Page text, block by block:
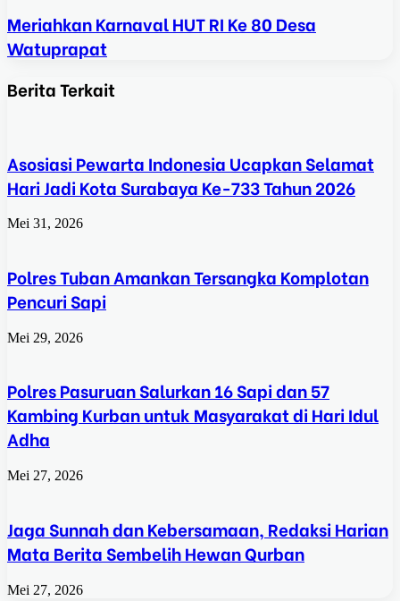
Meriahkan Karnaval HUT RI Ke 80 Desa
Watuprapat
Berita Terkait
Asosiasi Pewarta Indonesia Ucapkan Selamat
Hari Jadi Kota Surabaya Ke-733 Tahun 2026
Mei 31, 2026
Polres Tuban Amankan Tersangka Komplotan
Pencuri Sapi
Mei 29, 2026
Polres Pasuruan Salurkan 16 Sapi dan 57
Kambing Kurban untuk Masyarakat di Hari Idul
Adha
Mei 27, 2026
Jaga Sunnah dan Kebersamaan, Redaksi Harian
Mata Berita Sembelih Hewan Qurban
Mei 27, 2026